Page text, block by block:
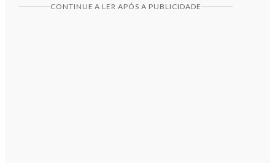
CONTINUE A LER APÓS A PUBLICIDADE